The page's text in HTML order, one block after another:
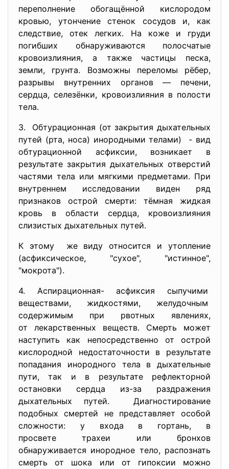
переполнение обогащённой кислородом
кровью, утончение стенок сосудов и, как
следствие, отек легких. На коже и груди
погибших обнаруживаются полосчатые
кровоизлияния, а также частицы песка,
земли, грунта. Возможны переломы рёбер,
разрывы внутренних органов — печени,
сердца, селезёнки, кровоизлияния в полости
тела.
3. Обтурационная (от закрытия дыхательных
путей (рта, носа) инородными телами) - вид
обтурационной асфиксии, возникает в
результате закрытия дыхательных отверстий
частями тела или мягкими предметами. При
внутреннем исследовании виден ряд
признаков острой смерти: тёмная жидкая
кровь в области сердца, кровоизлияния
слизистых дыхательных путей.
К этому же виду относится и утопление
(асфиксическое, "сухое", "истинное",
"мокрота").
4. Аспирационная- асфиксия сыпучими
веществами, жидкостями, желудочным
содержимым при рвотных явлениях,
от лекарственных веществ. Смерть может
наступить как непосредственно от острой
кислородной недостаточности в результате
попадания инородного тела в дыхательные
пути, так и в результате рефлекторной
остановки сердца из-за раздражения
дыхательных путей. Диагностирование
подобных смертей не представляет особой
сложности: у входа в гортань, в
просвете трахеи или бронхов
обнаруживается инородное тело, распознать
смерть от шока или от гипоксии можно